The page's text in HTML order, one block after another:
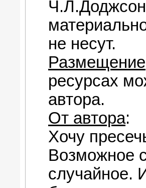
не несут.
Размещение
ресурсах
автора.
От автора:
Хочу
Возможное
случайное.